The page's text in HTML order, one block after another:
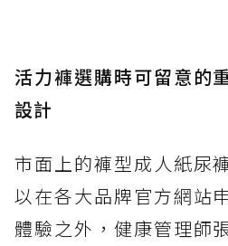
活力褲選購時可留意的
設計
市面上的褲型成人紙尿
以在各大品牌官方網站
體驗之外，健康管理師